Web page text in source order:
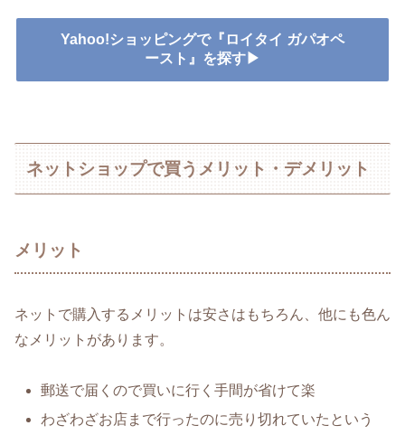
Yahoo!ショッピングで『ロイタイ ガパオペ
ースト』を探す▶
ネットショップで買うメリット・デメリット
メリット
ネットで購入するメリットは安さはもちろん、他にも色ん
なメリットがあります。
郵送で届くので買いに行く手間が省けて楽
わざわざお店まで行ったのに売り切れていたという